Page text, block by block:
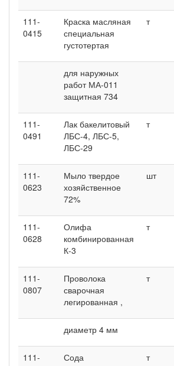
111-
0415
Краска масляная
специальная
густотертая
т
для наружных
работ МА-011
защитная 734
111-
0491
Лак бакелитовый
ЛБС-4, ЛБС-5,
ЛБС-29
т
111-
0623
Мыло твердое
хозяйственное
72%
шт
111-
0628
Олифа
комбинированная
К-3
т
111-
0807
Проволока
сварочная
легированная ,
т
диаметр 4 мм
111-
Сода
т